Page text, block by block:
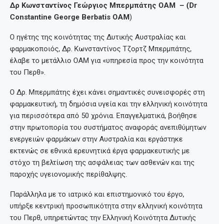
Δρ Κωνσταντίνος Γεώργιος Μπερμπάτης ΟΑΜ – (Dr
Constantine George Berbatis OAM)
Ο ηγέτης της κοινότητας της Δυτικής Αυστραλίας και
φαρμακοποιός, Δρ. Κωνσταντίνος Τζορτζ Μπερμπάτης,
έλαβε το μετάλλιο OAM για «υπηρεσία προς την κοινότητα
του Περθ».
Ο Δρ. Μπερμπάτης έχει κάνει σημαντικές συνεισφορές στη
φαρμακευτική, τη δημόσια υγεία και την ελληνική κοινότητα
για περισσότερα από 50 χρόνια. Επαγγελματικά, βοήθησε
στην πρωτοπορία του συστήματος αναφοράς ανεπιθύμητων
ενεργειών φαρμάκων στην Αυστραλία και εργάστηκε
εκτενώς σε εθνικά ερευνητικά έργα φαρμακευτικής με
στόχο τη βελτίωση της ασφάλειας των ασθενών και της
παροχής υγειονομικής περίθαλψης.
Παράλληλα με το ιατρικό και επιστημονικό του έργο,
υπήρξε κεντρική προσωπικότητα στην ελληνική κοινότητα
του Περθ, υπηρετώντας την Ελληνική Κοινότητα Δυτικής